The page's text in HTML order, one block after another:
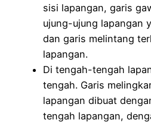
sisi lapangan, garis
ujung-ujung lapangan
dan garis melintang
lapangan.
Di tengah-tengah
tengah. Garis
lapangan dibuat
tengah lapangan,